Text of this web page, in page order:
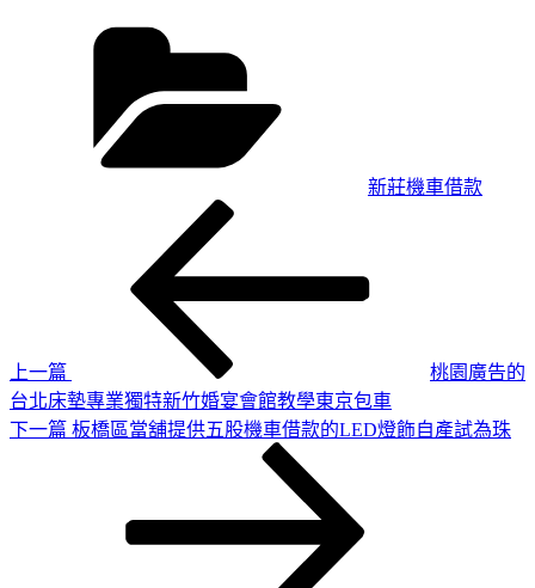
新莊機車借款
上一篇
桃園廣告的
台北床墊專業獨特新竹婚宴會館教學東京包車
下
下一篇 板橋區當舖提供五股機車借款的LED燈飾自產試為珠